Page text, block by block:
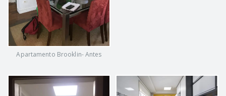
Apartamento Brooklin- Antes